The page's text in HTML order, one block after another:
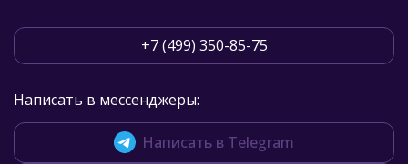
+7 (499) 350-85-75
Написать в мессенджеры:
Написать в Telegram